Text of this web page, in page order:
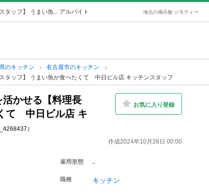
タッフ】 うまい魚... アルバイト 地元の掲示板 ジモティー
のキッチン
名古屋市のキッチン
タッフ】 うまい魚が食べたくて 中日ビル店 キッチンスタッフ
活かせる【料理長
て 中日ビル店 キ
）
お気に入り登録
作成2024年10月28日 00:00
雇用形態 -
職種 キッチン